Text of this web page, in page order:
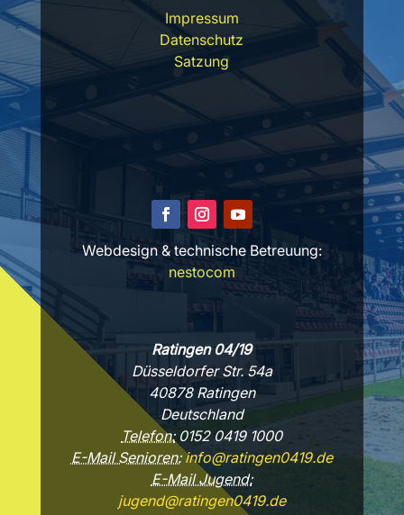
Impressum
Datenschutz
Satzung
Webdesign & technische Betreuung:
nestocom
Ratingen 04/19
Düsseldorfer Str. 54a
40878 Ratingen
Deutschland
Telefon:0152 0419 1000
E-Mail Senioren:info@ratingen0419.de
E-Mail Jugend:
jugend@ratingen0419.de